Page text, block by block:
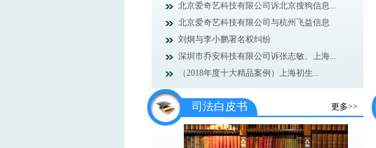
北京爱奇艺科技有限公司诉北京搜狗信息...
北京爱奇艺科技有限公司与杭州飞益信息
刘炯与李小鹏署名权纠纷
深圳市乔安科技有限公司诉张志敏、上海...
（2018年度十大精品案例）上海初生...
更多>>
司法白皮书